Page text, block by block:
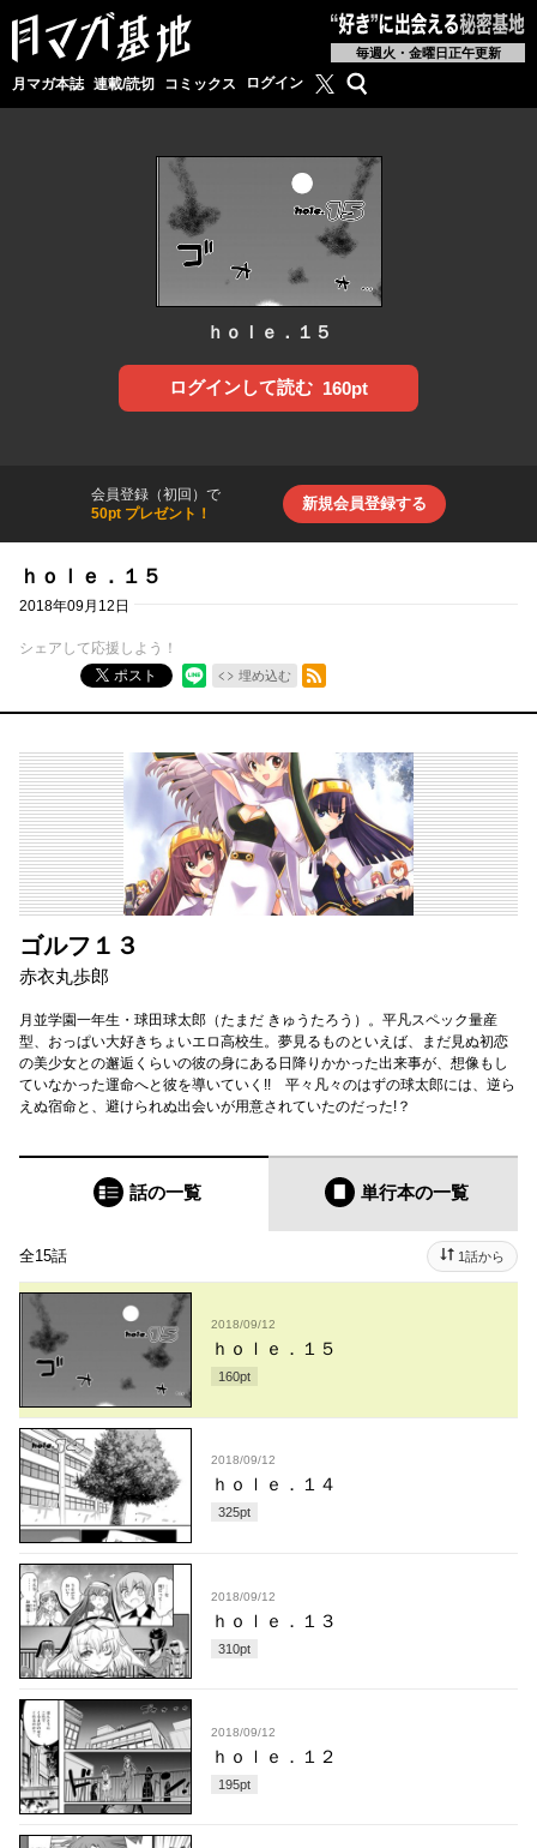
毎週火・金曜日正午更新
月マガ本誌 連載/読切 コミックス ログイン 月マガ基地公式X
検索
ｈｏｌｅ．１５
ログインして読む 160pt
会員登録（初回）で
50pt プレゼント！
新規会員登録する
ｈｏｌｅ．１５
2018年09月12日
シェアして応援しよう！
ポスト
埋め込む
RSSフィード
ゴルフ１３
赤衣丸歩郎
月並学園一年生・球田球太郎（たまだ きゅうたろう）。平凡スペック量産
型、おっぱい大好きちょいエロ高校生。夢見るものといえば、まだ見ぬ初恋
の美少女との邂逅くらいの彼の身にある日降りかかった出来事が、想像もし
ていなかった運命へと彼を導いていく!! 平々凡々のはずの球太郎には、逆ら
えぬ宿命と、避けられぬ出会いが用意されていたのだった!？
話の一覧 単行本の一覧
全15話 1話から
2018/09/12
ｈｏｌｅ．１５
160pt
2018/09/12
ｈｏｌｅ．１４
325pt
2018/09/12
ｈｏｌｅ．１３
310pt
2018/09/12
ｈｏｌｅ．１２
195pt